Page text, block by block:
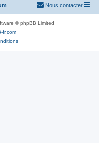
Nous contacter
© phpBB Limited
fr.com